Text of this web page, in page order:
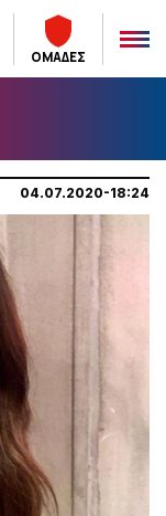
ΟΜΑΔΕΣ
04.07.2020-18:24